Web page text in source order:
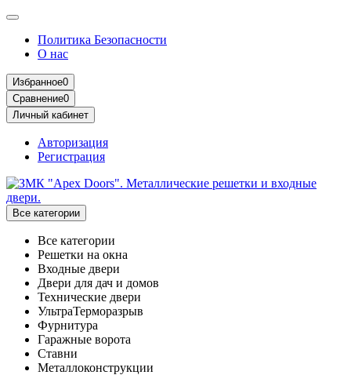
Политика Безопасности
О нас
Избранное0
Сравнение0
Личный кабинет
Авторизация
Регистрация
Все категории
Все категории
Решетки на окна
Входные двери
Двери для дач и домов
Технические двери
УльтраТерморазрыв
Фурнитура
Гаражные ворота
Ставни
Металлоконструкции